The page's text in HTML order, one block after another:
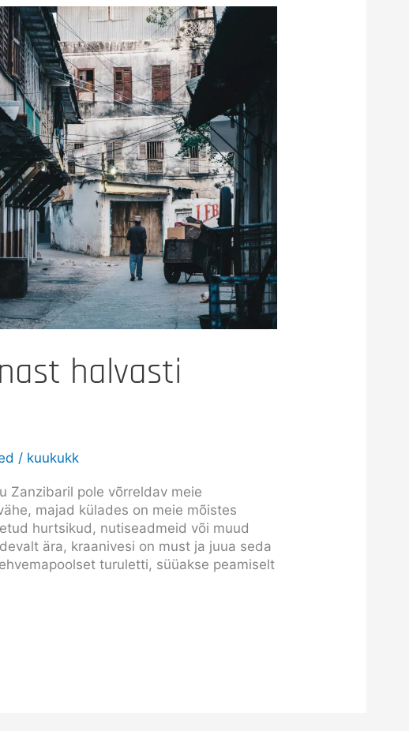
halvasti
/ kuukukk
Zanzibaril pole võrreldav meie
majad külades on meie mõistes
hurtsikud, nutiseadmeid või muud
ära, kraanivesi on must ja juua seda
turuletti, süüakse peamiselt